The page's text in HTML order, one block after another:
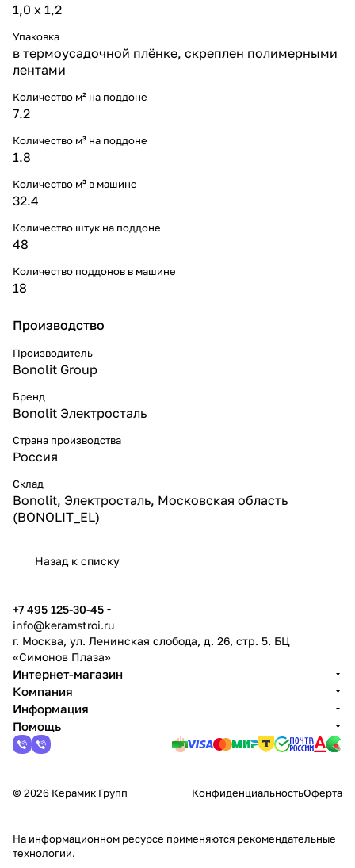
1,0 х 1,2
Упаковка
в термоусадочной плёнке, скреплен полимерными
лентами
Количество м² на поддоне
7.2
Количество м³ на поддоне
1.8
Количество м³ в машине
32.4
Количество штук на поддоне
48
Количество поддонов в машине
18
Производство
Производитель
Bonolit Group
Бренд
Bonolit Электросталь
Страна производства
Россия
Склад
Bonolit, Электросталь, Московская область
(BONOLIT_EL)
Назад к списку
+7 495 125-30-45
info@keramstroi.ru
г. Москва, ул. Ленинская слобода, д. 26, стр. 5. БЦ
«Симонов Плаза»
Интернет-магазин
Компания
Информация
Помощь
© 2026 Керамик Групп КонфиденциальностьОферта
На информационном ресурсе применяются рекомендательные
технологии.